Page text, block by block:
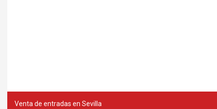
Venta de entradas en Sevilla